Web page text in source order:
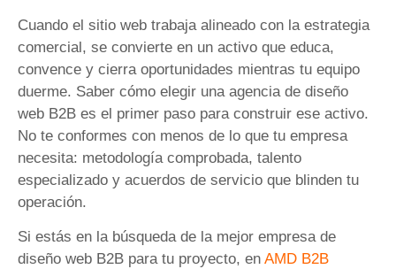
Cuando el sitio web trabaja alineado con la estrategia
comercial, se convierte en un activo que educa,
convence y cierra oportunidades mientras tu equipo
duerme. Saber cómo elegir una agencia de diseño
web B2B es el primer paso para construir ese activo.
No te conformes con menos de lo que tu empresa
necesita: metodología comprobada, talento
especializado y acuerdos de servicio que blinden tu
operación.
Si estás en la búsqueda de la mejor empresa de
diseño web B2B para tu proyecto, en AMD B2B